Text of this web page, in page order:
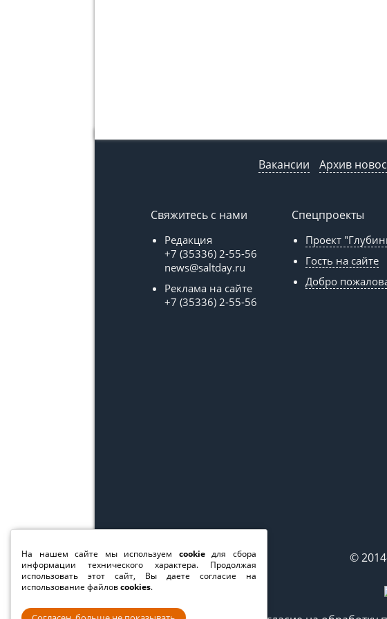
Вакансии Архив
Свяжитесь с нами
Редакция
+7 (35336) 2-55-56
news@saltday.ru
Реклама на сайте
+7 (35336) 2-55-56
Спецпроекты
Проект
Гость на сайте
Добро
©
На нашем сайте мы используем cookieдля сбора
информации технического характера. Продолжая
использовать этот сайт, Вы даете согласие на
использование файловcookies.